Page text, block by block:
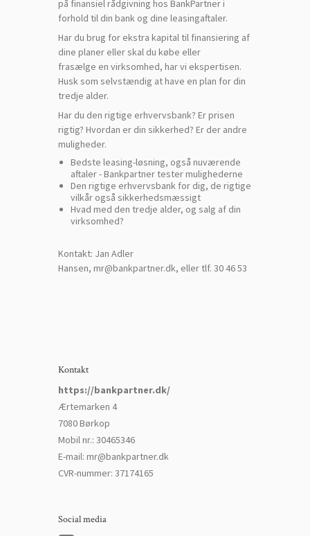
på finansiel rådgivning hos BankPartner i
forhold til din bank og dine leasingaftaler.
Har du brug for ekstra kapital til finansiering af
dine planer eller skal du købe eller
frasælge en virksomhed, har vi ekspertisen.
Husk som selvstændig at have en plan for din
tredje alder.
Har du den rigtige erhvervsbank? Er prisen
rigtig? Hvordan er din sikkerhed? Er der andre
muligheder.
Bedste leasing-løsning, også nuværende
aftaler - Bankpartner tester mulighederne
Den rigtige erhvervsbank for dig, de rigtige
vilkår også sikkerhedsmæssigt
Hvad med den tredje alder, og salg af din
virksomhed?
Kontakt: Jan Adler
Hansen, mr@bankpartner.dk, eller tlf. 30 46 53
Kontakt
https://bankpartner.dk/
Ærtemarken 4
7080 Børkop
Mobil nr.: 30465346
E-mail: mr@bankpartner.dk
CVR-nummer: 37174165
Social media